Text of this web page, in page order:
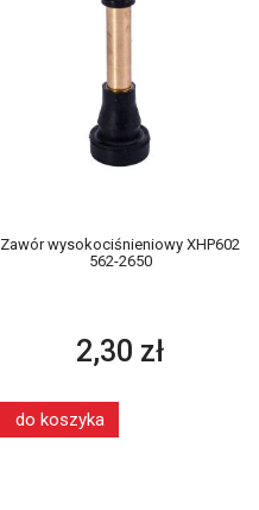
Zawór wysokociśnieniowy XHP602
562-2650
2,30 zł
do koszyka